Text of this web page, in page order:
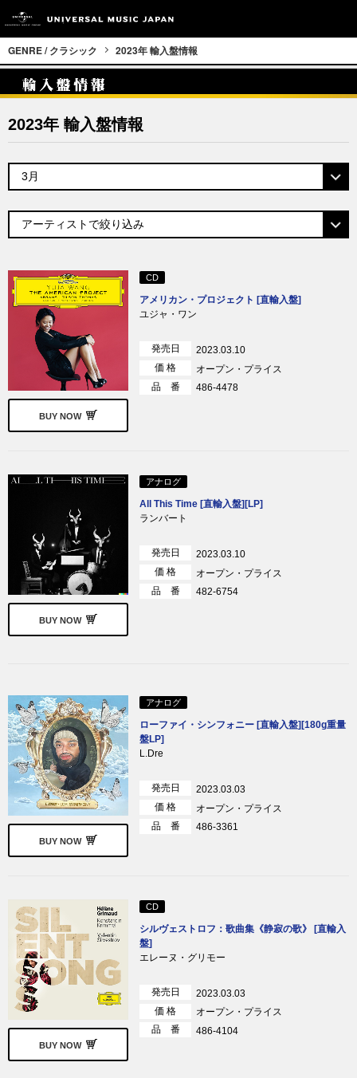
GENRE / クラシック 2023年 輸入盤情報
2023年 輸入盤情報
BUY NOW
CD
アメリカン・プロジェクト [直輸入盤]
ユジャ・ワン
発売日
2023.03.10
価 格
オープン・プライス
品 番
486-4478
BUY NOW
アナログ
All This Time [直輸入盤][LP]
ランバート
発売日
2023.03.10
価 格
オープン・プライス
品 番
482-6754
BUY NOW
アナログ
ローファイ・シンフォニー [直輸入盤][180g重量
盤LP]
L.Dre
発売日
2023.03.03
価 格
オープン・プライス
品 番
486-3361
BUY NOW
CD
シルヴェストロフ：歌曲集《静寂の歌》 [直輸入
盤]
エレーヌ・グリモー
発売日
2023.03.03
価 格
オープン・プライス
品 番
486-4104